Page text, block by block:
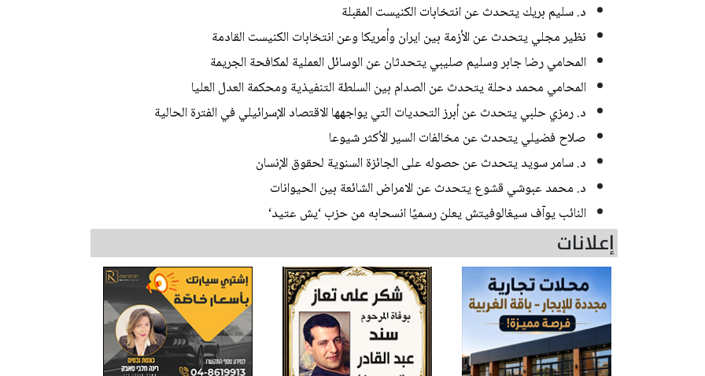
د. سليم بريك يتحدث عن انتخابات الكنيست المقبلة
نظير مجلي يتحدث عن الأزمة بين ايران وأمريكا وعن انتخابات الكنيست القادمة
المحامي رضا جابر وسليم صليبي يتحدثان عن الوسائل العملية لمكافحة الجريمة
المحامي محمد دحلة يتحدث عن الصدام بين السلطة التنفيذية ومحكمة العدل العليا
د. رمزي حلبي يتحدث عن أبرز التحديات التي يواجهها الاقتصاد الإسرائيلي في الفترة الحالية
صلاح فضيلي يتحدث عن مخالفات السير الأكثر شيوعا
د. سامر سويد يتحدث عن حصوله على الجائزة السنوية لحقوق الإنسان
د. محمد عبوشي قشوع يتحدث عن الامراض الشائعة بين الحيوانات
النائب يوآف سيغالوفيتش يعلن رسميًا انسحابه من حزب ‘يش عتيد‘
إعلانات